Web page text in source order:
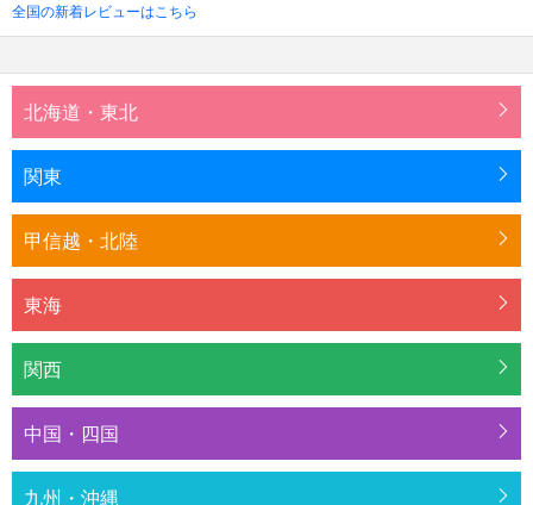
全国の新着レビューはこちら
北海道・東北
関東
甲信越・北陸
東海
関西
中国・四国
九州・沖縄